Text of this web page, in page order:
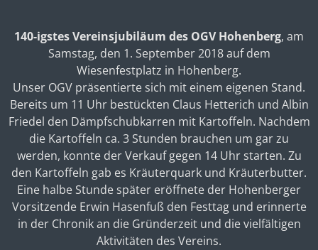
140-igstes Vereinsjubiläum des OGV Hohenberg, am
Samstag, den 1. September 2018 auf dem
Wiesenfestplatz in Hohenberg.
Unser OGV präsentierte sich mit einem eigenen Stand.
Bereits um 11 Uhr bestückten Claus Hetterich und Albin
Friedel den Dämpfschubkarren mit Kartoffeln. Nachdem
die Kartoffeln ca. 3 Stunden brauchen um gar zu
werden, konnte der Verkauf gegen 14 Uhr starten. Zu
den Kartoffeln gab es Kräuterquark und Kräuterbutter.
Eine halbe Stunde später eröffnete der Hohenberger
Vorsitzende Erwin Hasenfuß den Festtag und erinnerte
in der Chronik an die Gründerzeit und die vielfältigen
Aktivitäten des Vereins.